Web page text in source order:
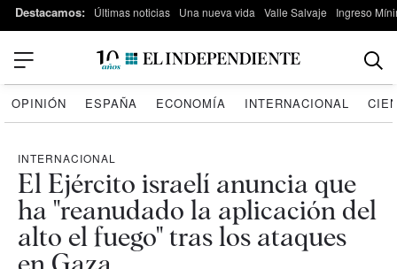
Destacamos: Últimas noticias Una nueva vida Valle Salvaje Ingreso
OPINIÓN ESPAÑA ECONOMÍA INTERNACIONAL
INTERNACIONAL
El Ejército israelí anuncia que
ha "reanudado la aplicación del
alto el fuego" tras los ataques